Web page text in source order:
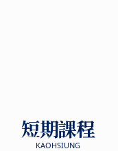
短期課程
KAOHSIUNG